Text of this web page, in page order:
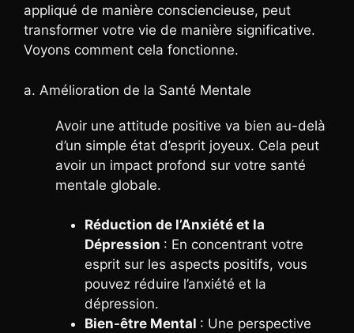
appliqué de manière consciencieuse, peut
transformer votre vie de manière significative.
Voyons comment cela fonctionne.
a. Amélioration de la Santé Mentale
Avoir une attitude positive va bien au-delà
d’un simple état d’esprit joyeux. Cela peut
avoir un impact profond sur votre santé
mentale globale.
Réduction de l’Anxiété et la
Dépression : En concentrant votre
esprit sur les aspects positifs, vous
pouvez réduire l’anxiété et la
dépression.
Bien-être Mental : Une perspective